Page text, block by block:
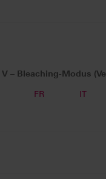
V – Bleaching-Modus
FR IT